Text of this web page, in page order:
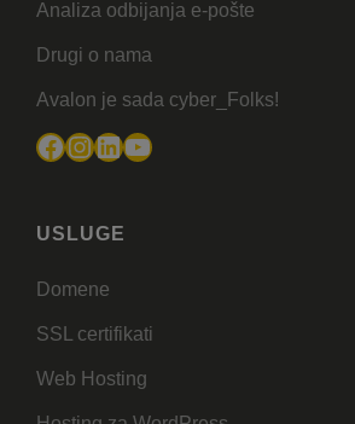
Analiza odbijanja e-pošte
Drugi o nama
Avalon je sada cyber_Folks!
Facebook
Instagram
LinkedIn
YouTube
USLUGE
Domene
SSL certifikati
Web Hosting